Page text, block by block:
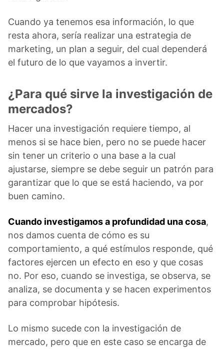
Cuando ya tenemos esa información, lo que
resta ahora, sería realizar una estrategia de
marketing, un plan a seguir, del cual dependerá
el futuro de lo que vayamos a invertir.
¿Para qué sirve la investigación de
mercados?
Hacer una investigación requiere tiempo, al
menos si se hace bien, pero no se puede hacer
sin tener un criterio o una base a la cual
ajustarse, siempre se debe seguir un patrón para
garantizar que lo que se está haciendo, va por
buen camino.
Cuando investigamos a profundidad una cosa,
nos damos cuenta de cómo es su
comportamiento, a qué estímulos responde, qué
factores ejercen un efecto en eso y que cosas
no. Por eso, cuando se investiga, se observa, se
analiza, se documenta y se hacen experimentos
para comprobar hipótesis.
Lo mismo sucede con la investigación de
mercado, pero que en este caso se encarga de